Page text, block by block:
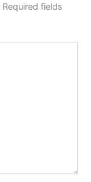
Required fields